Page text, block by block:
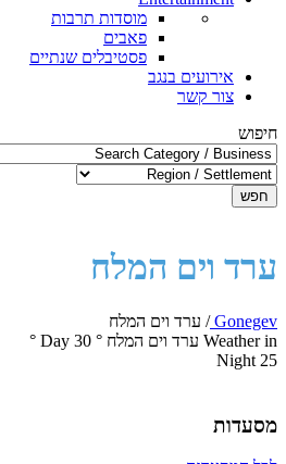
מוסדות תרבות
פאבים
פסטיבלים שנתיים
אירועים בנגב
צור קשר
חיפוש
חפש
ערד וים המלח
Gonegev
/ ערד וים המלח
Weather in ערד וים המלח
°
30
Day
°
25
Night
מסעדות